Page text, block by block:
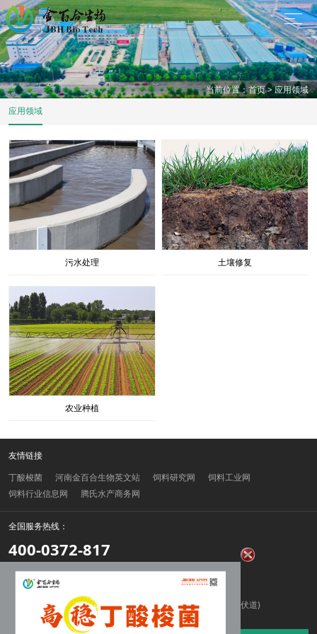
当前位置：首页>应用领域
应用领域
污水处理 土壤修复
农业种植
友情链接
丁酸梭菌
河南金百合生物英文站 饲料研究网
饲料工业网
饲料行业信息网
腾氏水产商务网
全国服务热线：
400-0372-817
电话：15617521184
邮箱：420201478@qq.com
地址：河南汤阴县产业集聚区兴隆路与振兴大道交叉口东南角(伏道)